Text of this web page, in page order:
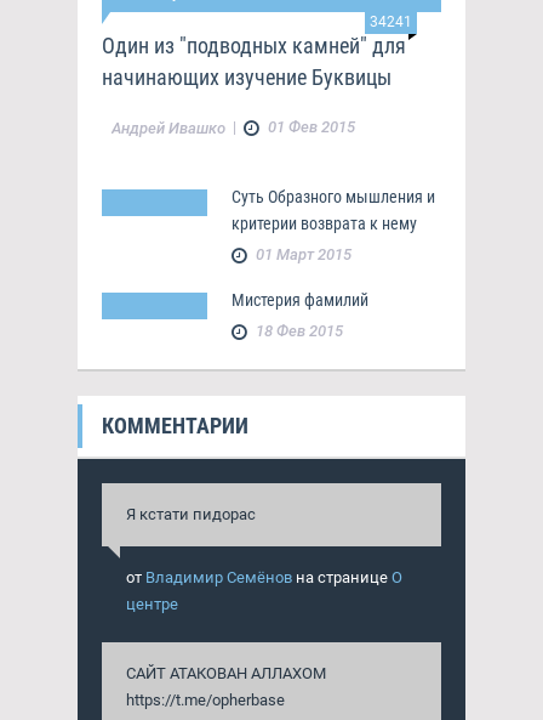
34241
Один из "подводных камней" для
начинающих изучение Буквицы
Андрей Ивашко | 01 Фев 2015
Суть Образного мышления и
критерии возврата к нему
01 Март 2015
Мистерия фамилий
18 Фев 2015
КОММЕНТАРИИ
Я кстати пидорас
от Владимир Семёнов на странице О
центре
САЙТ АТАКОВАН АЛЛАХОМ
https://t.me/opherbase